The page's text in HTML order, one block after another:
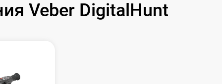
Veber DigitalHunt